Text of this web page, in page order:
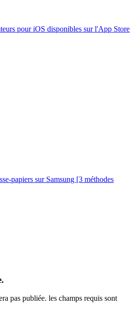
pour iOS disponibles sur l'App Store
papiers sur Samsung [3 méthodes
pas publiée. les champs requis sont